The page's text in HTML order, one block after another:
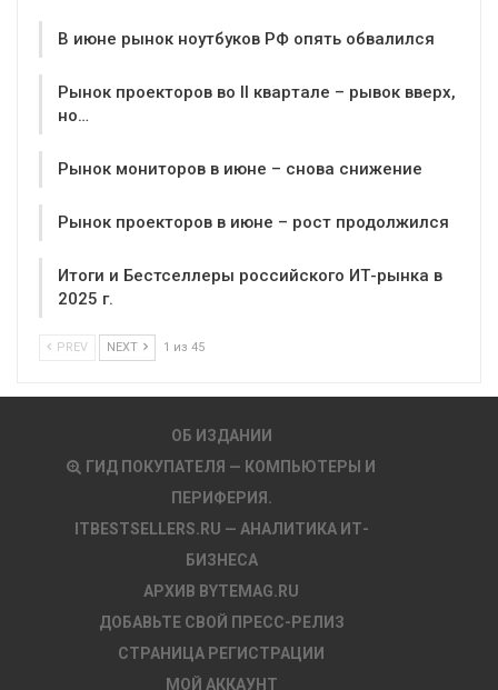
В июне рынок ноутбуков РФ опять обвалился
Рынок проекторов во II квартале – рывок вверх,
но…
Рынок мониторов в июне – снова снижение
Рынок проекторов в июне – рост продолжился
Итоги и Бестселлеры российского ИТ-рынка в
2025 г.
PREV NEXT 1 из 45
ОБ ИЗДАНИИ
ГИД ПОКУПАТЕЛЯ — КОМПЬЮТЕРЫ И
ПЕРИФЕРИЯ.
ITBESTSELLERS.RU — АНАЛИТИКА ИТ-
БИЗНЕСА
АРХИВ BYTEMAG.RU
ДОБАВЬТЕ СВОЙ ПРЕСС-РЕЛИЗ
СТРАНИЦА РЕГИСТРАЦИИ
МОЙ АККАУНТ